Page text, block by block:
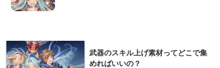
武器のスキル上げ素材ってどこで集
めればいいの？